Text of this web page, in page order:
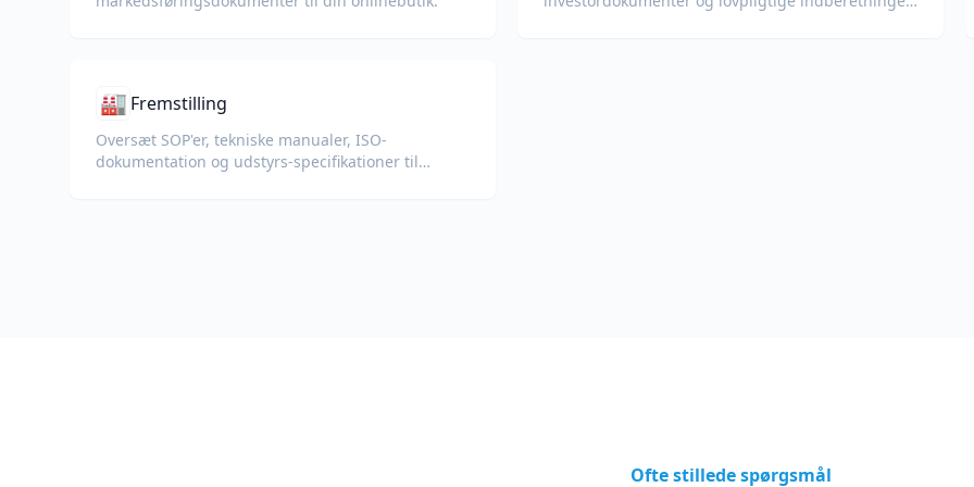
🏭 Fremstilling
Oversæt SOP'er, tekniske manualer, ISO-
dokumentation og udstyrs-specifikationer til
Ofte stillede spørgsmål